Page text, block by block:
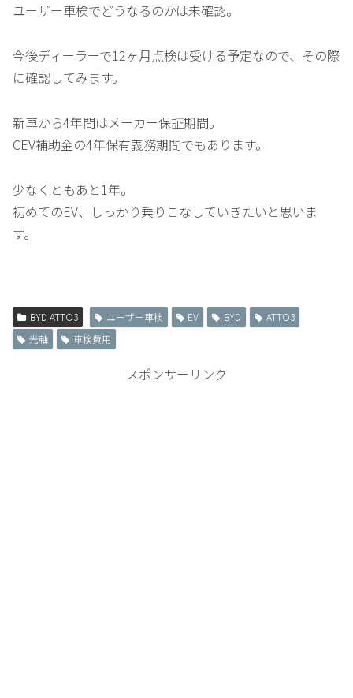
ユーザー車検でどうなるのかは未確認。
今後ディーラーで12ヶ月点検は受ける予定なので、その際
に確認してみます。
新車から4年間はメーカー保証期間。
CEV補助金の4年保有義務期間でもあります。
少なくともあと1年。
初めてのEV、しっかり乗りこなしていきたいと思いま
す。
BYD ATTO3 ユーザー車検 EV BYD
ATTO3
光軸
車検費用
スポンサーリンク